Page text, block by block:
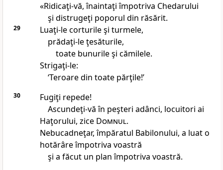
«Ridicaţi-vă, înaintaţi împotriva Chedarului
şi distrugeţi poporul din răsărit.
29
Luaţi-le corturile şi turmele,
prădaţi-le ţesăturile,
toate bunurile şi cămilele.
Strigaţi-le:
‘Teroare din toate părţile!’
30
Fugiţi repede!
Ascundeţi-vă în peşteri adânci, locuitori ai
Haţorului, zice Domnul.
Nebucadneţar, împăratul Babilonului, a luat o
hotărâre împotriva voastră
şi a făcut un plan împotriva voastră.